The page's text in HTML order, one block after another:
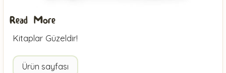
Read More
Kitaplar Güzeldir!
Ürün sayfası